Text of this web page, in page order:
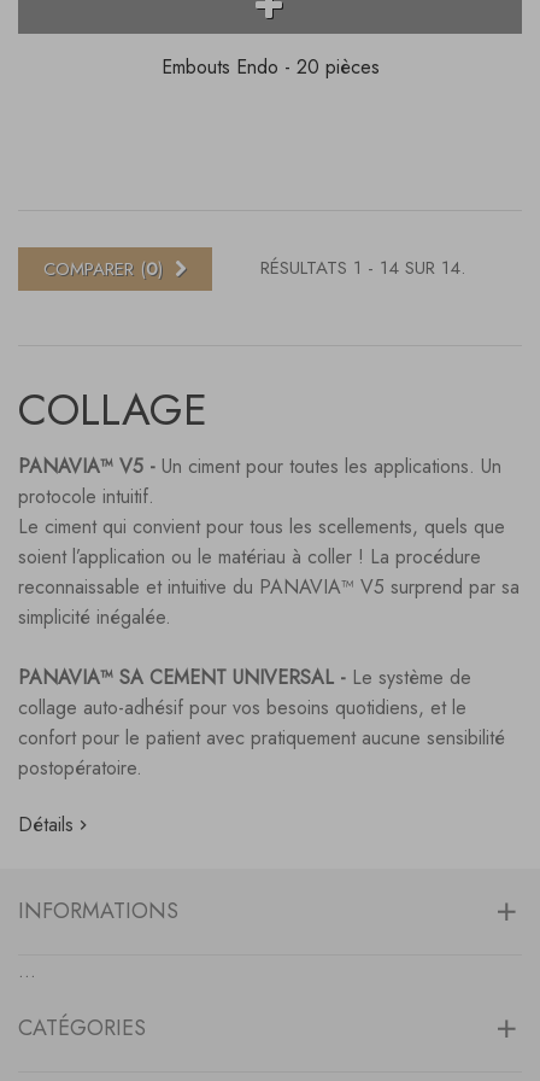
Embouts Endo - 20 pièces
COMPARER (0) RÉSULTATS 1 - 14 SUR 14.
COLLAGE
PANAVIA™ V5 - Un ciment pour toutes les applications. Un
protocole intuitif.
Le ciment qui convient pour tous les scellements, quels que
soient l’application ou le matériau à coller ! La procédure
reconnaissable et intuitive du PANAVIA™ V5 surprend par sa
simplicité inégalée.
PANAVIA™ SA CEMENT UNIVERSAL - Le système de
collage auto-adhésif pour vos besoins quotidiens, et le
confort pour le patient avec pratiquement aucune sensibilité
postopératoire.
Détails
INFORMATIONS
...
CATÉGORIES